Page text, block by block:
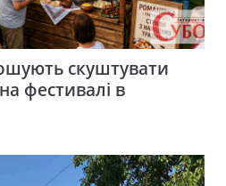
скуштувати
фестивалі в